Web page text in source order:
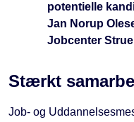
potentielle
Jan Norup
Jobcenter
Stærkt
Job- og